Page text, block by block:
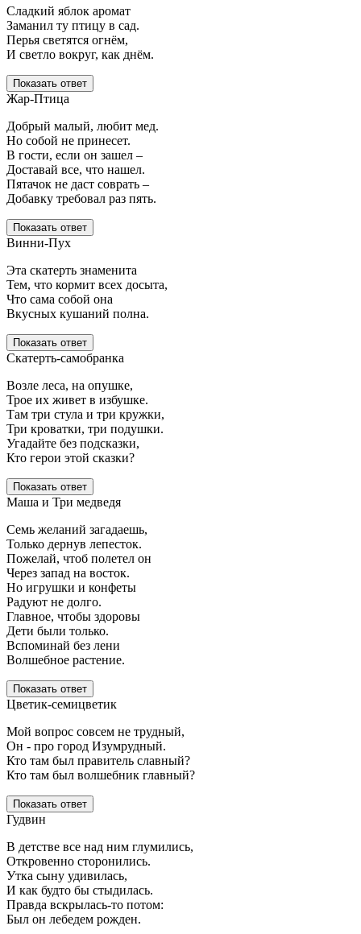
Сладкий яблок аромат
Заманил ту птицу в сад.
Перья светятся огнём,
И светло вокруг, как днём.
Показать ответ
Жар-Птица
Добрый малый, любит мед.
Но собой не принесет.
В гости, если он зашел –
Доставай все, что нашел.
Пятачок не даст соврать –
Добавку требовал раз пять.
Показать ответ
Винни-Пух
Эта скатерть знаменита
Тем, что кормит всех досыта,
Что сама собой она
Вкусных кушаний полна.
Показать ответ
Скатерть-самобранка
Возле леса, на опушке,
Трое их живет в избушке.
Там три стула и три кружки,
Три кроватки, три подушки.
Угадайте без подсказки,
Кто герои этой сказки?
Показать ответ
Маша и Три медведя
Семь желаний загадаешь,
Только дернув лепесток.
Пожелай, чтоб полетел он
Через запад на восток.
Но игрушки и конфеты
Радуют не долго.
Главное, чтобы здоровы
Дети были только.
Вспоминай без лени
Волшебное растение.
Показать ответ
Цветик-семицветик
Мой вопрос совсем не трудный,
Он - про город Изумрудный.
Кто там был правитель славный?
Кто там был волшебник главный?
Показать ответ
Гудвин
В детстве все над ним глумились,
Откровенно сторонились.
Утка сыну удивилась,
И как будто бы стыдилась.
Правда вскрылась-то потом:
Был он лебедем рожден.